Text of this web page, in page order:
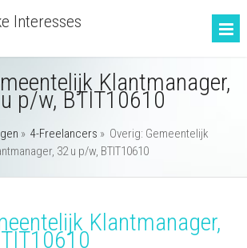
Interesses
Klantmanager,
p/w, BTIT10610
» 4-Freelancers » Overig: Gemeentelijk
32 u p/w, BTIT10610
Klantmanager,